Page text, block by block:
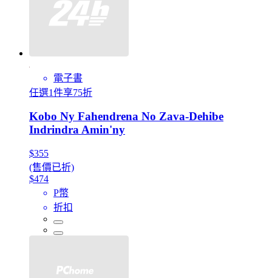
電子書
任選1件享75折
Kobo Ny Fahendrena No Zava-Dehibe
Indrindra Amin'ny
$355
(售價已折)
$474
P幣
折扣